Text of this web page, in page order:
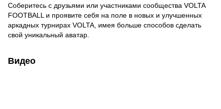
Соберитесь с друзьями или участниками сообщества VOLTA
FOOTBALL и проявите себя на поле в новых и улучшенных
аркадных турнирах VOLTA, имея больше способов сделать
свой уникальный аватар.
Видео